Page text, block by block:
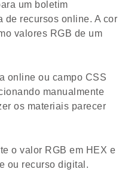
um boletim
de recursos online. A cor
valores RGB de um
online ou campo CSS
manualmente
os materiais parecer
o valor RGB em HEX e
ou recurso digital.